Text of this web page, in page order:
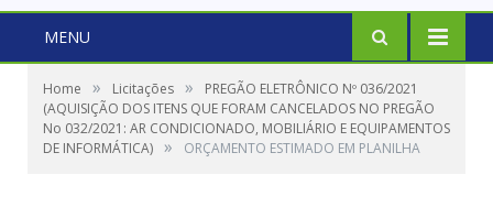
MENU
Home » Licitações »
PREGÃO ELETRÔNICO Nº 036/2021
(AQUISIÇÃO DOS ITENS QUE FORAM CANCELADOS NO PREGÃO
No 032/2021: AR CONDICIONADO, MOBILIÁRIO E EQUIPAMENTOS
DE INFORMÁTICA) » ORÇAMENTO ESTIMADO EM PLANILHA